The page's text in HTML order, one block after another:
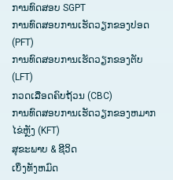
ການທົດສອບ SGPT
ການທົດສອບການເຮັດວຽກຂອງປອດ
(PFT)
ການທົດສອບການເຮັດວຽກຂອງຕັບ
(LFT)
ກວດເລືອດຄົບຖ້ວນ (CBC)
ການທົດສອບການເຮັດວຽກຂອງຫມາກ
ໄຂ່ຫຼັງ (KFT)
ສຸຂະພາບ & ຊີວິດ
ເບິ່ງທັງຫມົດ